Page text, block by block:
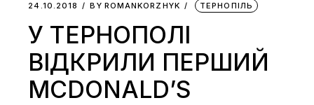
24.10.2018 BY ROMANKORZHYK ТЕРНОПІЛЬ
У ТЕРНОПОЛІ
ВІДКРИЛИ ПЕРШИЙ
MCDONALD’S